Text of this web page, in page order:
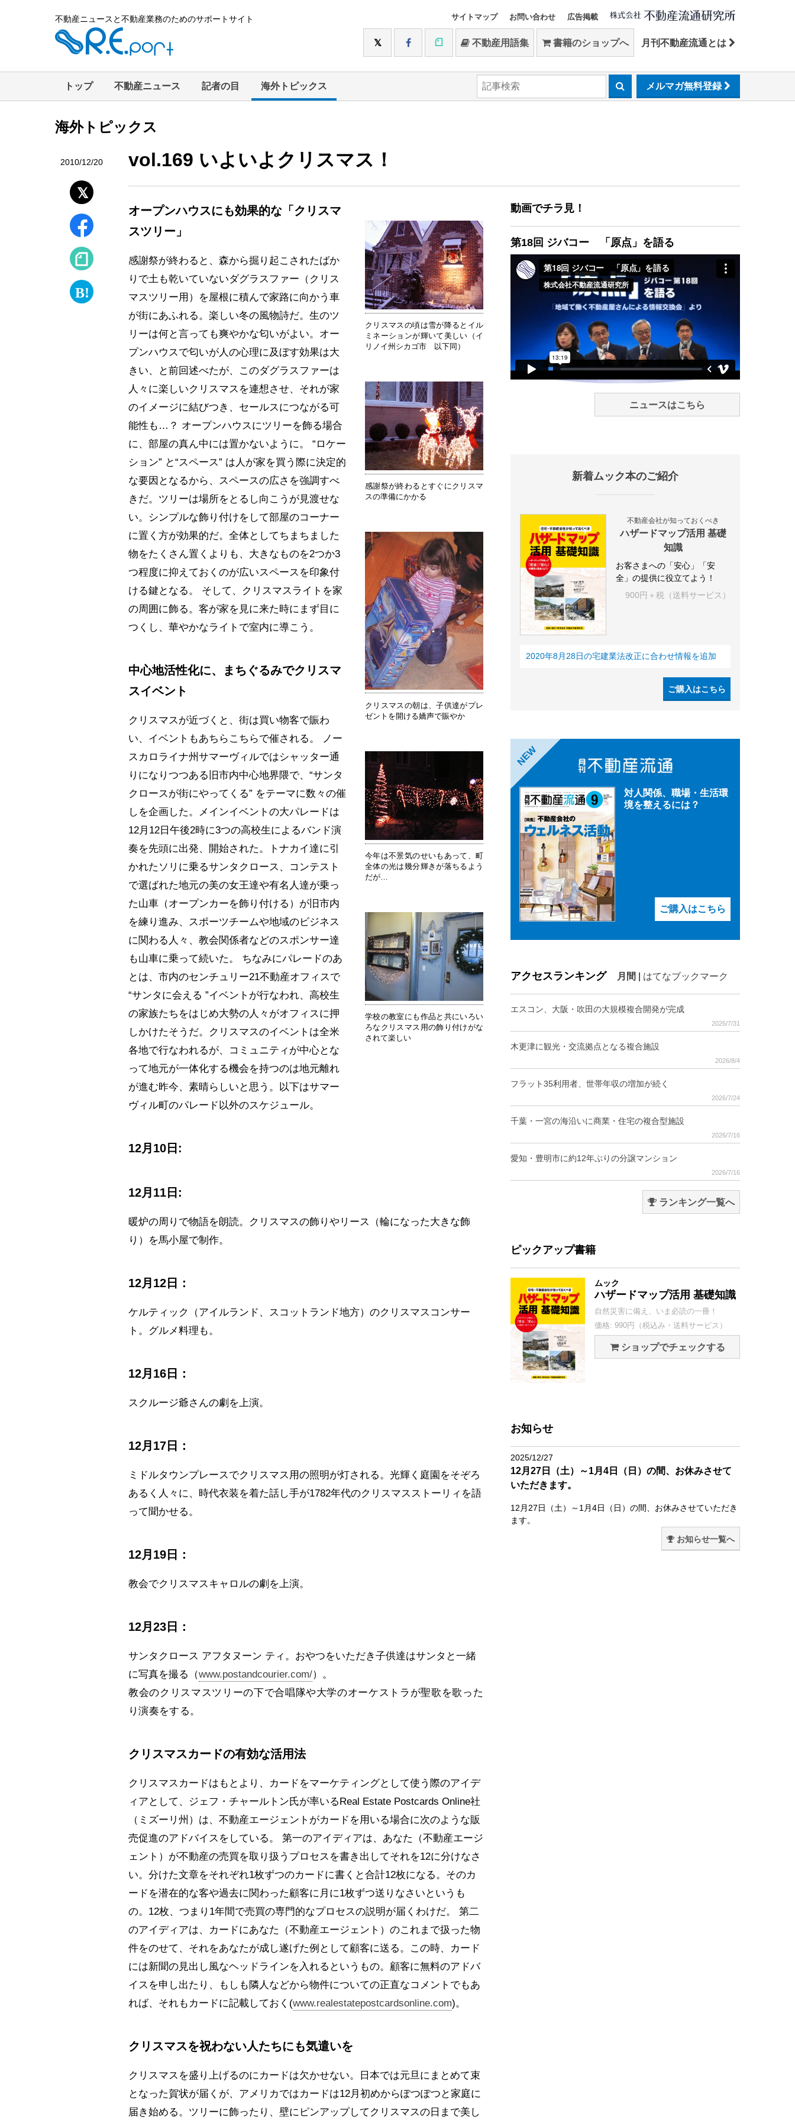
不動産ニュースと不動産業務のためのサポートサイト サイトマップ お問い合わせ 広告掲載
不動産用語集 書籍のショップへ 月刊不動産流通とは
トップ 不動産ニュース 記者の目 海外トピックス メルマガ無料登録
海外トピックス
2010/12/20 vol.169 いよいよクリスマス！
クリスマスの頃は雪が降るとイル
ミネーションが輝いて美しい（イ
リノイ州シカゴ市 以下同）
感謝祭が終わるとすぐにクリスマ
スの準備にかかる
クリスマスの朝は、子供達がプレ
ゼントを開ける嬌声で賑やか
今年は不景気のせいもあって、町
全体の光は幾分輝きが落ちるよう
だが…
学校の教室にも作品と共にいろい
ろなクリスマス用の飾り付けがな
されて楽しい
オープンハウスにも効果的な「クリスマ
スツリー」
感謝祭が終わると、森から掘り起こされたばか
りで土も乾いていないダグラスファー（クリス
マスツリー用）を屋根に積んで家路に向かう車
が街にあふれる。楽しい冬の風物詩だ。生のツ
リーは何と言っても爽やかな匂いがよい。オー
プンハウスで匂いが人の心理に及ぼす効果は大
きい、と前回述べたが、このダグラスファーは
人々に楽しいクリスマスを連想させ、それが家
のイメージに結びつき、セールスにつながる可
能性も…？ オープンハウスにツリーを飾る場合
に、部屋の真ん中には置かないように。 “ロケー
ション” と“スペース” は人が家を買う際に決定的
な要因となるから、スペースの広さを強調すべ
きだ。ツリーは場所をとるし向こうが見渡せな
い。シンプルな飾り付けをして部屋のコーナー
に置く方が効果的だ。全体としてちまちました
物をたくさん置くよりも、大きなものを2つか3
つ程度に抑えておくのが広いスペースを印象付
ける鍵となる。 そして、クリスマスライトを家
の周囲に飾る。客が家を見に来た時にまず目に
つくし、華やかなライトで室内に導こう。
中心地活性化に、まちぐるみでクリスマ
スイベント
クリスマスが近づくと、街は買い物客で賑わ
い、イベントもあちらこちらで催される。 ノー
スカロライナ州サマーヴィルではシャッター通
りになりつつある旧市内中心地界隈で、“サンタ
クロースが街にやってくる” をテーマに数々の催
しを企画した。メインイベントの大パレードは
12月12日午後2時に3つの高校生によるバンド演
奏を先頭に出発、開始された。トナカイ達に引
かれたソリに乗るサンタクロース、コンテスト
で選ばれた地元の美の女王達や有名人達が乗っ
た山車（オープンカーを飾り付ける）が旧市内
を練り進み、スポーツチームや地域のビジネス
に関わる人々、教会関係者などのスポンサー達
も山車に乗って続いた。 ちなみにパレードのあ
とは、市内のセンチュリー21不動産オフィスで
“サンタに会える ”イベントが行なわれ、高校生
の家族たちをはじめ大勢の人々がオフィスに押
しかけたそうだ。クリスマスのイベントは全米
各地で行なわれるが、コミュニティが中心とな
って地元が一体化する機会を持つのは地元離れ
が進む昨今、素晴らしいと思う。以下はサマー
ヴィル町のパレード以外のスケジュール。
12月10日:
12月11日:
暖炉の周りで物語を朗読。クリスマスの飾りやリース（輪になった大きな飾
り）を馬小屋で制作。
12月12日：
ケルティック（アイルランド、スコットランド地方）のクリスマスコンサー
ト。グルメ料理も。
12月16日：
スクルージ爺さんの劇を上演。
12月17日：
ミドルタウンプレースでクリスマス用の照明が灯される。光輝く庭園をそぞろ
あるく人々に、時代衣装を着た話し手が1782年代のクリスマスストーリィを語
って聞かせる。
12月19日：
教会でクリスマスキャロルの劇を上演。
12月23日：
サンタクロース アフタヌーン ティ。おやつをいただき子供達はサンタと一緒
に写真を撮る（www.postandcourier.com/）。
教会のクリスマスツリーの下で合唱隊や大学のオーケストラが聖歌を歌った
り演奏をする。
クリスマスカードの有効な活用法
クリスマスカードはもとより、カードをマーケティングとして使う際のアイデ
ィアとして、ジェフ・チャールトン氏が率いるReal Estate Postcards Online社
（ミズーリ州）は、不動産エージェントがカードを用いる場合に次のような販
売促進のアドバイスをしている。 第一のアイディアは、あなた（不動産エージ
ェント）が不動産の売買を取り扱うプロセスを書き出してそれを12に分けなさ
い。分けた文章をそれぞれ1枚ずつのカードに書くと合計12枚になる。そのカ
ードを潜在的な客や過去に関わった顧客に月に1枚ずつ送りなさいというも
の。12枚、つまり1年間で売買の専門的なプロセスの説明が届くわけだ。 第二
のアイディアは、カードにあなた（不動産エージェント）のこれまで扱った物
件をのせて、それをあなたが成し遂げた例として顧客に送る。この時、カード
には新聞の見出し風なヘッドラインを入れるというもの。顧客に無料のアドバ
イスを申し出たり、もしも隣人などから物件についての正直なコメントでもあ
れば、それもカードに記載しておく(www.realestatepostcardsonline.com)。
クリスマスを祝わない人たちにも気遣いを
クリスマスを盛り上げるのにカードは欠かせない。日本では元旦にまとめて束
となった賀状が届くが、アメリカではカードは12月初めからぽつぽつと家庭に
届き始める。ツリーに飾ったり、壁にピンアップしてクリスマスの日まで美し
動画でチラ見！
第18回 ジバコー 「原点」を語る
ニュースはこちら
新着ムック本のご紹介
不動産会社が知っておくべき
ハザードマップ活用 基礎
知識
お客さまへの「安心」「安
全」の提供に役立てよう！
900円＋税（送料サービス）
2020年8月28日の宅建業法改正に合わせ情報を追加
ご購入はこちら
NEW
対人関係、職場・生活環
境を整えるには？
ご購入はこちら
アクセスランキング 月間 はてなブックマーク
エスコン、大阪・吹田の大規模複合開発が完成
2026/7/31
木更津に観光・交流拠点となる複合施設
2026/8/4
フラット35利用者、世帯年収の増加が続く
2026/7/24
千葉・一宮の海沿いに商業・住宅の複合型施設
2026/7/16
愛知・豊明市に約12年ぶりの分譲マンション
2026/7/16
ランキング一覧へ
ピックアップ書籍
ムック
ハザードマップ活用 基礎知識
自然災害に備え、いま必読の一冊！
価格: 990円（税込み・送料サービス）
ショップでチェックする
お知らせ
2025/12/27
12月27日（土）～1月4日（日）の間、お休みさせて
いただきます。
12月27日（土）～1月4日（日）の間、お休みさせていただき
ます。
お知らせ一覧へ